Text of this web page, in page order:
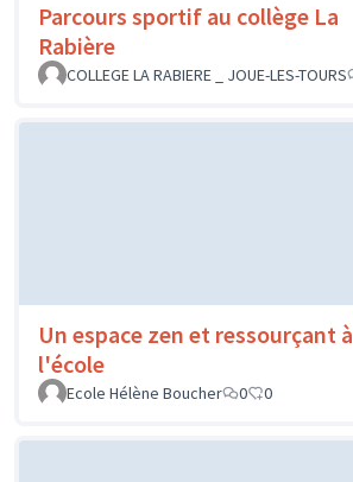
Parcours sportif au collège La
Rabière
COLLEGE LA RABIERE _ JOUE-LES-TOURS
Un espace zen et ressourçant à
l'école
Ecole Hélène Boucher
0 0